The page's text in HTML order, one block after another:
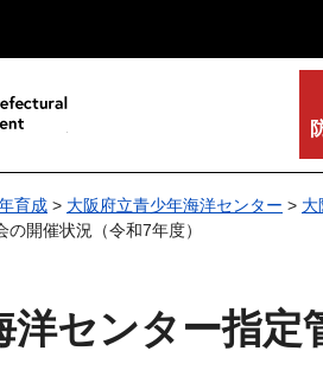
育成 > 大阪府立青少年海洋センター > 大
開催状況（令和7年度）
センター指定